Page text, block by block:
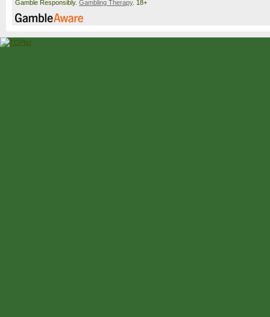
Gamble Responsibly. Gambling Therapy. 18+